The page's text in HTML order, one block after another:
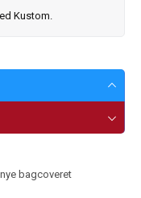
Kustom.
bagcoveret